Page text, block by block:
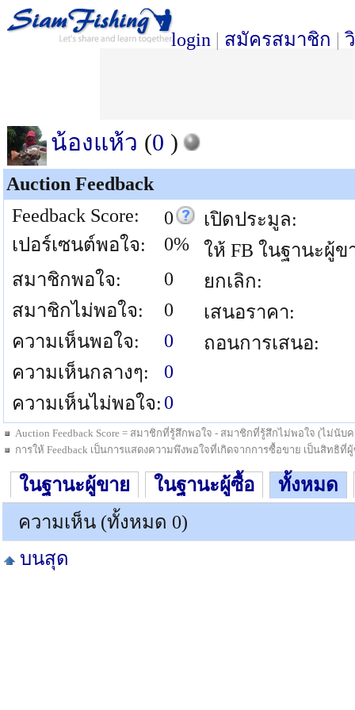
login | สมัครสมาชิก |
น้องแห้ว (0 )
Auction Feedback
Feedback Score:
0
เปอร์เซนต์พอใจ:
0%
สมาชิกพอใจ:
0
สมาชิกไม่พอใจ:
0
ความเห็นพอใจ:
0
ความเห็นกลางๆ:
0
ความเห็นไม่พอใจ: 0
เปิดประมูล:
ให้ FB ในฐานะผู้ข
ยกเลิก:
เสนอราคา:
ถอนการเสนอ:
Auction Feedback Score = สมาชิกที่รู้สึกพอใจ - สมาชิกที่รู้สึกไม่พอใจ (ไม่นั
การให้ Feedback เป็นการแสดงความพึงพอใจที่เกิดจากการซื้อขาย เป็นสิทธิ
ในฐานะผู้ขาย ในฐานะผู้ซื้อ
ทั้งหมด
ความเห็น (ทั้งหมด 0)
บนสุด